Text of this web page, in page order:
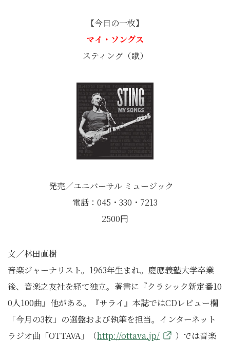
【今日の一枚】
マイ・ソングス
スティング（歌）
発売／ユニバーサル ミュージック
電話：045・330・7213
2500円
文／林田直樹
音楽ジャーナリスト。1963年生まれ。慶應義塾大学卒業
後、音楽之友社を経て独立。著書に『クラシック新定番10
0人100曲』他がある。『サライ』本誌ではCDレビュー欄
「今月の3枚」の選盤および執筆を担当。インターネット
ラジオ曲「OTTAVA」（http://ottava.jp/
）では音楽